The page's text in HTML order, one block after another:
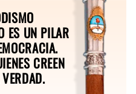
ES UN PILAR
CREEN